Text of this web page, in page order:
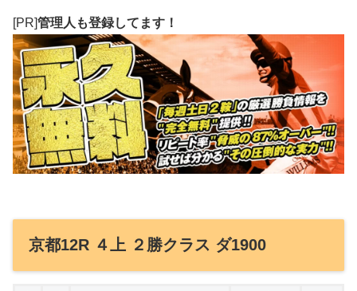
[PR]管理人も登録してます！
京都12R ４上 ２勝クラス ダ1900